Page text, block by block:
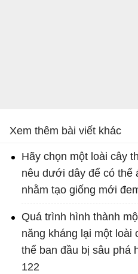
Xem thêm bài viết khác
Hãy chọn một loài cây
nêu dưới dây để có thể
nhằm tạo giống mới
Quá trình hình thành
năng kháng lại một loài
thể ban đầu bị sâu phá
122